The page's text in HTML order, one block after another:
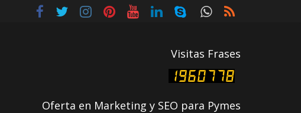
Visitas Frases
Oferta en Marketing y SEO para Pymes